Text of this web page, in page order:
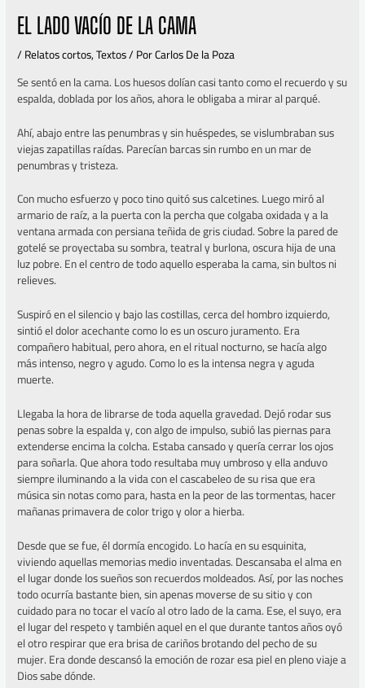
EL LADO VACÍO DE LA CAMA
/Relatos cortos,Textos/ PorCarlos De la Poza
Se sentó en la cama. Los huesos dolían casi tanto como el recuerdo y su
espalda, doblada por los años, ahora le obligaba a mirar al parqué.
Ahí, abajo entre las penumbras y sin huéspedes, se vislumbraban sus
viejas zapatillas raídas. Parecían barcas sin rumbo en un mar de
penumbras y tristeza.
Con mucho esfuerzo y poco tino quitó sus calcetines. Luego miró al
armario de raíz, a la puerta con la percha que colgaba oxidada y a la
ventana armada con persiana teñida de gris ciudad. Sobre la pared de
gotelé se proyectaba su sombra, teatral y burlona, oscura hija de una
luz pobre. En el centro de todo aquello esperaba la cama, sin bultos ni
relieves.
Suspiró en el silencio y bajo las costillas, cerca del hombro izquierdo,
sintió el dolor acechante como lo es un oscuro juramento. Era
compañero habitual, pero ahora, en el ritual nocturno, se hacía algo
más intenso, negro y agudo. Como lo es la intensa negra y aguda
muerte.
Llegaba la hora de librarse de toda aquella gravedad. Dejó rodar sus
penas sobre la espalda y, con algo de impulso, subió las piernas para
extenderse encima la colcha. Estaba cansado y quería cerrar los ojos
para soñarla. Que ahora todo resultaba muy umbroso y ella anduvo
siempre iluminando a la vida con el cascabeleo de su risa que era
música sin notas como para, hasta en la peor de las tormentas, hacer
mañanas primavera de color trigo y olor a hierba.
Desde que se fue, él dormía encogido. Lo hacía en su esquinita,
viviendo aquellas memorias medio inventadas. Descansaba el alma en
el lugar donde los sueños son recuerdos moldeados. Así, por las noches
todo ocurría bastante bien, sin apenas moverse de su sitio y con
cuidado para no tocar el vacío al otro lado de la cama. Ese, el suyo, era
el lugar del respeto y también aquel en el que durante tantos años oyó
el otro respirar que era brisa de cariños brotando del pecho de su
mujer. Era donde descansó la emoción de rozar esa piel en pleno viaje a
Dios sabe dónde.